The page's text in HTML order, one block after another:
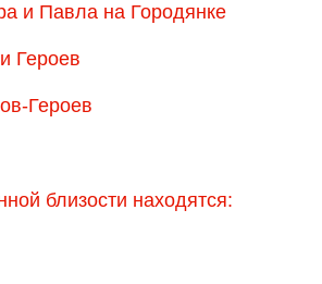
и Павла на Городянке
Героев
Героев
близости находятся: